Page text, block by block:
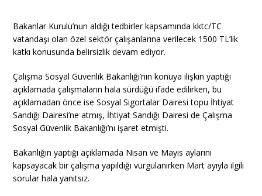
Bakanlar Kurulu’nun aldığı tedbirler kapsamında kktc/TC
vatandaşı olan özel sektör çalışanlarına verilecek 1500 TL’lik
katkı konusunda belirsizlik devam ediyor.
Çalışma Sosyal Güvenlik Bakanlığı’nın konuya ilişkin yaptığı
açıklamada çalışmaların hala sürdüğü ifade edilirken, bu
açıklamadan önce ise Sosyal Sigortalar Dairesi topu İhtiyat
Sandığı Dairesi’ne atmış, İhtiyat Sandığı Dairesi de Çalışma
Sosyal Güvenlik Bakanlığı’nı işaret etmişti.
Bakanlığın yaptığı açıklamada Nisan ve Mayıs aylarını
kapsayacak bir çalışma yapıldığı vurgulanırken Mart ayıyla ilgili
sorular hala yanıtsız.